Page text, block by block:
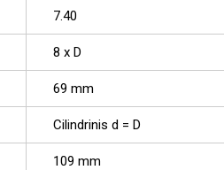
7.40
8 x D
69 mm
Cilindrinis d = D
109 mm